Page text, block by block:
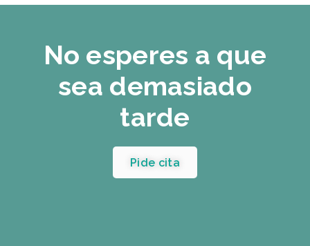
No esperes a que
sea demasiado
tarde
Pide cita